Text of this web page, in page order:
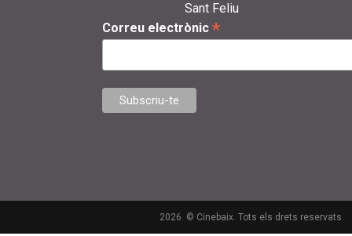
Sant Feliu
Correu electrònic *
2026. © Cinebaix. Tots els drets reservats.